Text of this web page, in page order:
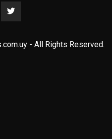
- All Rights Reserved.